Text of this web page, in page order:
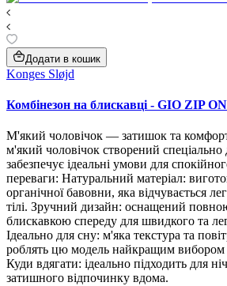
Додати в кошик
Konges Sløjd
Комбінезон на блискавці - GIO ZIP
М'який чоловічок — затишок та
м'який чоловічок створений спеціально
забезпечує ідеальні умови для
переваги: Натуральний матеріал:
органічної бавовни, яка відчувається
тілі. Зручний дизайн: оснащений
блискавкою спереду для швидкого та
Ідеально для сну: м'яка текстура та
роблять цю модель найкращим вибором
Куди вдягати: ідеально підходить для
затишного відпочинку вдома.